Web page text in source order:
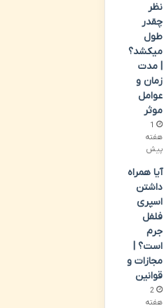
نظر
چقدر
طول
میکشد؟
| مدت
زمان و
عوامل
موثر
1
هفته
پیش
آیا همراه
داشتن
اسپری
فلفل
جرم
است؟ |
مجازات و
قوانین
2
هفته